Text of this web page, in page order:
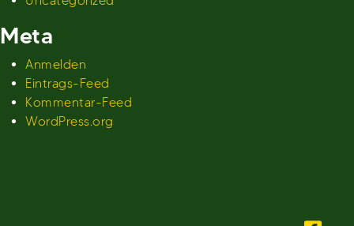
Meta
Anmelden
Eintrags-Feed
Kommentar-Feed
WordPress.org